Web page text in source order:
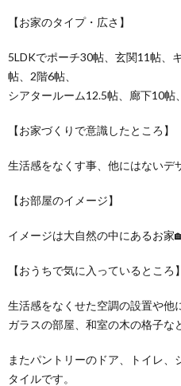
【お家のタイプ・広さ】
5LDKでポーチ30帖、玄関11帖、
帖、2階6帖、
シアタールーム12.5帖、廊下10
【お家づくりで意識したところ】
生活感をなくす事、他にはないデ
【お部屋のイメージ】
イメージは大自然の中にあるお家
【おうちで気に入っているところ】
生活感をなくせた空調の設置や他
ガラスの部屋、和室の木の格子な
またパントリーのドア、トイレ
タイルです。